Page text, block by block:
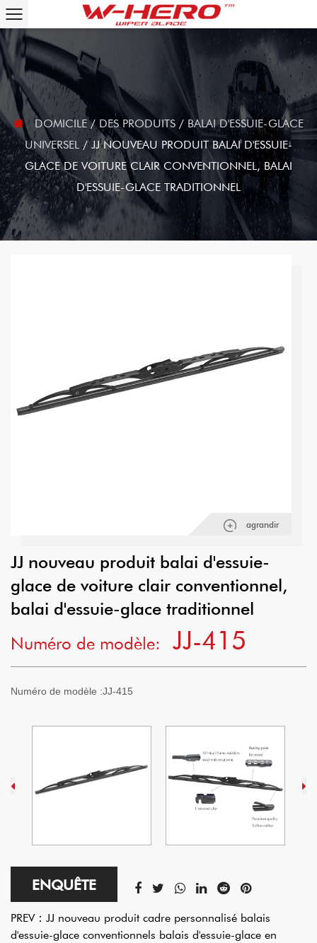
DOMICILE/ DES PRODUITS / BALAI D'ESSUIE-GLACE
UNIVERSEL/JJ NOUVEAU PRODUIT BALAI D'ESSUIE-
GLACE DE VOITURE CLAIR CONVENTIONNEL, BALAI
D'ESSUIE-GLACE TRADITIONNEL
agrandir
JJ nouveau produit balai d'essuie-
glace de voiture clair conventionnel,
balai d'essuie-glace traditionnel
Numéro de modèle:
JJ-415
Numéro de modèle :JJ-415
ENQUÊTE
PREV： JJ nouveau produit cadre personnalisé balais
d'essuie-glace conventionnels balais d'essuie-glace en